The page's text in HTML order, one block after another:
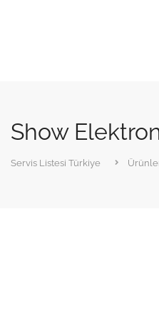
Show
Servis Listesi Türkiye